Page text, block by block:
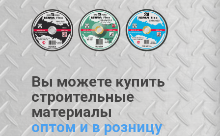
Вы можете купить
строительные
материалы
оптом и в розницу